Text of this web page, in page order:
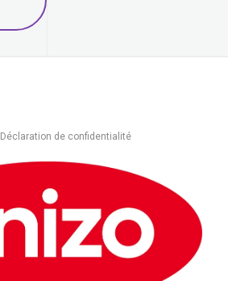
Déclaration de confidentialité